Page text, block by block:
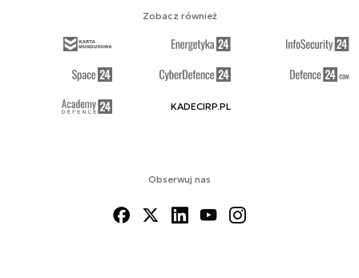
Obserwuj nas
Zobacz również
KADECIRP.PL